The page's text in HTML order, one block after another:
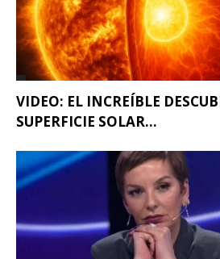
VIDEO: EL INCREÍBLE
SUPERFICIE SOLAR...